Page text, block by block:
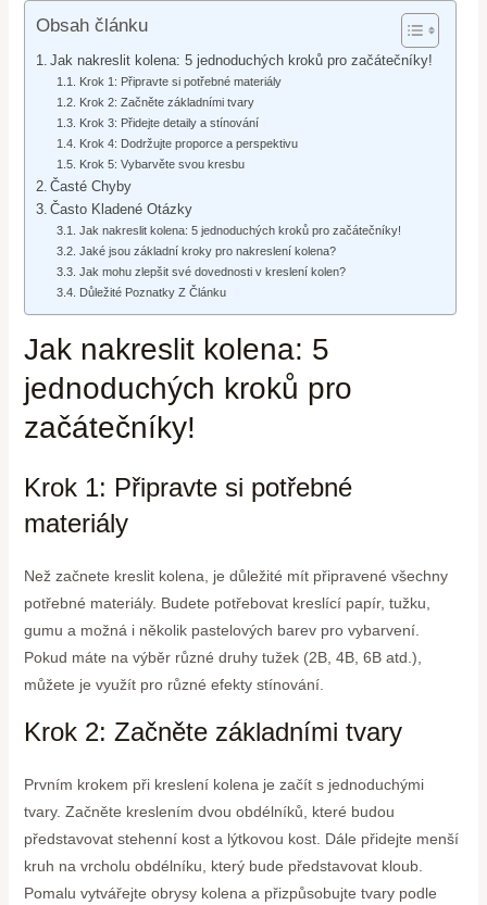
Obsah článku
Jak nakreslit kolena: 5 jednoduchých kroků pro začátečníky!
Krok 1: Připravte si potřebné materiály
Krok 2: Začněte základními tvary
Krok 3: Přidejte detaily a stínování
Krok 4: Dodržujte proporce a perspektivu
Krok 5: Vybarvěte svou kresbu
Časté Chyby
Často Kladené Otázky
Jak nakreslit kolena: 5 jednoduchých kroků pro začátečníky!
Jaké jsou základní kroky pro nakreslení kolena?
Jak mohu zlepšit své dovednosti v kreslení kolen?
Důležité Poznatky Z Článku
Jak nakreslit kolena: 5
jednoduchých kroků pro
začátečníky!
Krok 1: Připravte si potřebné
materiály
Než začnete kreslit kolena, je důležité mít připravené všechny
potřebné materiály. Budete potřebovat kreslící papír, tužku,
gumu a možná i několik pastelových barev pro vybarvení.
Pokud máte na výběr různé druhy tužek (2B, 4B, 6B atd.),
můžete je využít pro různé efekty stínování.
Krok 2: Začněte základními tvary
Prvním krokem při kreslení kolena je začít s jednoduchými
tvary. Začněte kreslením dvou obdélníků, které budou
představovat stehenní kost a lýtkovou kost. Dále přidejte menší
kruh na vrcholu obdélníku, který bude představovat kloub.
Pomalu vytvářejte obrysy kolena a přizpůsobujte tvary podle